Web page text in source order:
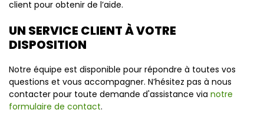
client pour obtenir de l’aide.
UN SERVICE CLIENT À VOTRE
DISPOSITION
Notre équipe est disponible pour répondre à toutes vos
questions et vous accompagner. N’hésitez pas à nous
contacter pour toute demande d'assistance via notre
formulaire de contact.